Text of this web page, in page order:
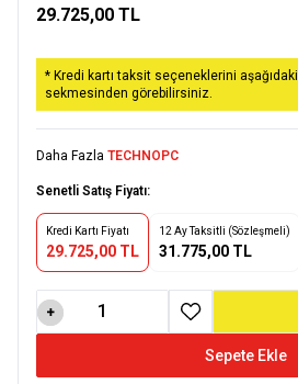
29.725,00 TL
* Kredi kartı taksit seçeneklerini aşağıdaki
sekmesinden görebilirsiniz.
Daha Fazla TECHNOPC
Senetli Satış Fiyatı:
Kredi Kartı Fiyatı
29.725,00 TL
12 Ay Taksitli (Sözleşmeli)
31.775,00 TL
Sepete Ekle
Favoriye Ekle